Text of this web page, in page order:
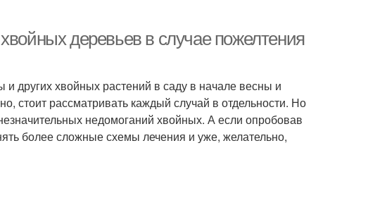
деревьев в случае пожелтения
других хвойных растений в саду в начале весны и
стоит рассматривать каждый случай в отдельности. Но
недомоганий хвойных. А если опробовав
более сложные схемы лечения и уже, желательно,